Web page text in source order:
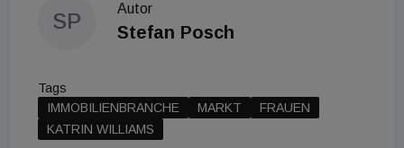
SP
Autor
Stefan Posch
Tags
IMMOBILIENBRANCHE
MARKT
FRAUEN
KATRIN WILLIAMS